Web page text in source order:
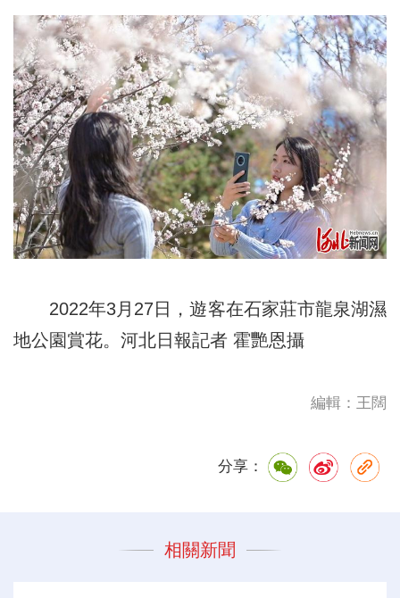
2022年3月27日，遊客在石家莊市龍泉湖濕
地公園賞花。河北日報記者 霍艷恩攝
編輯：王闊
分享：
相關新聞